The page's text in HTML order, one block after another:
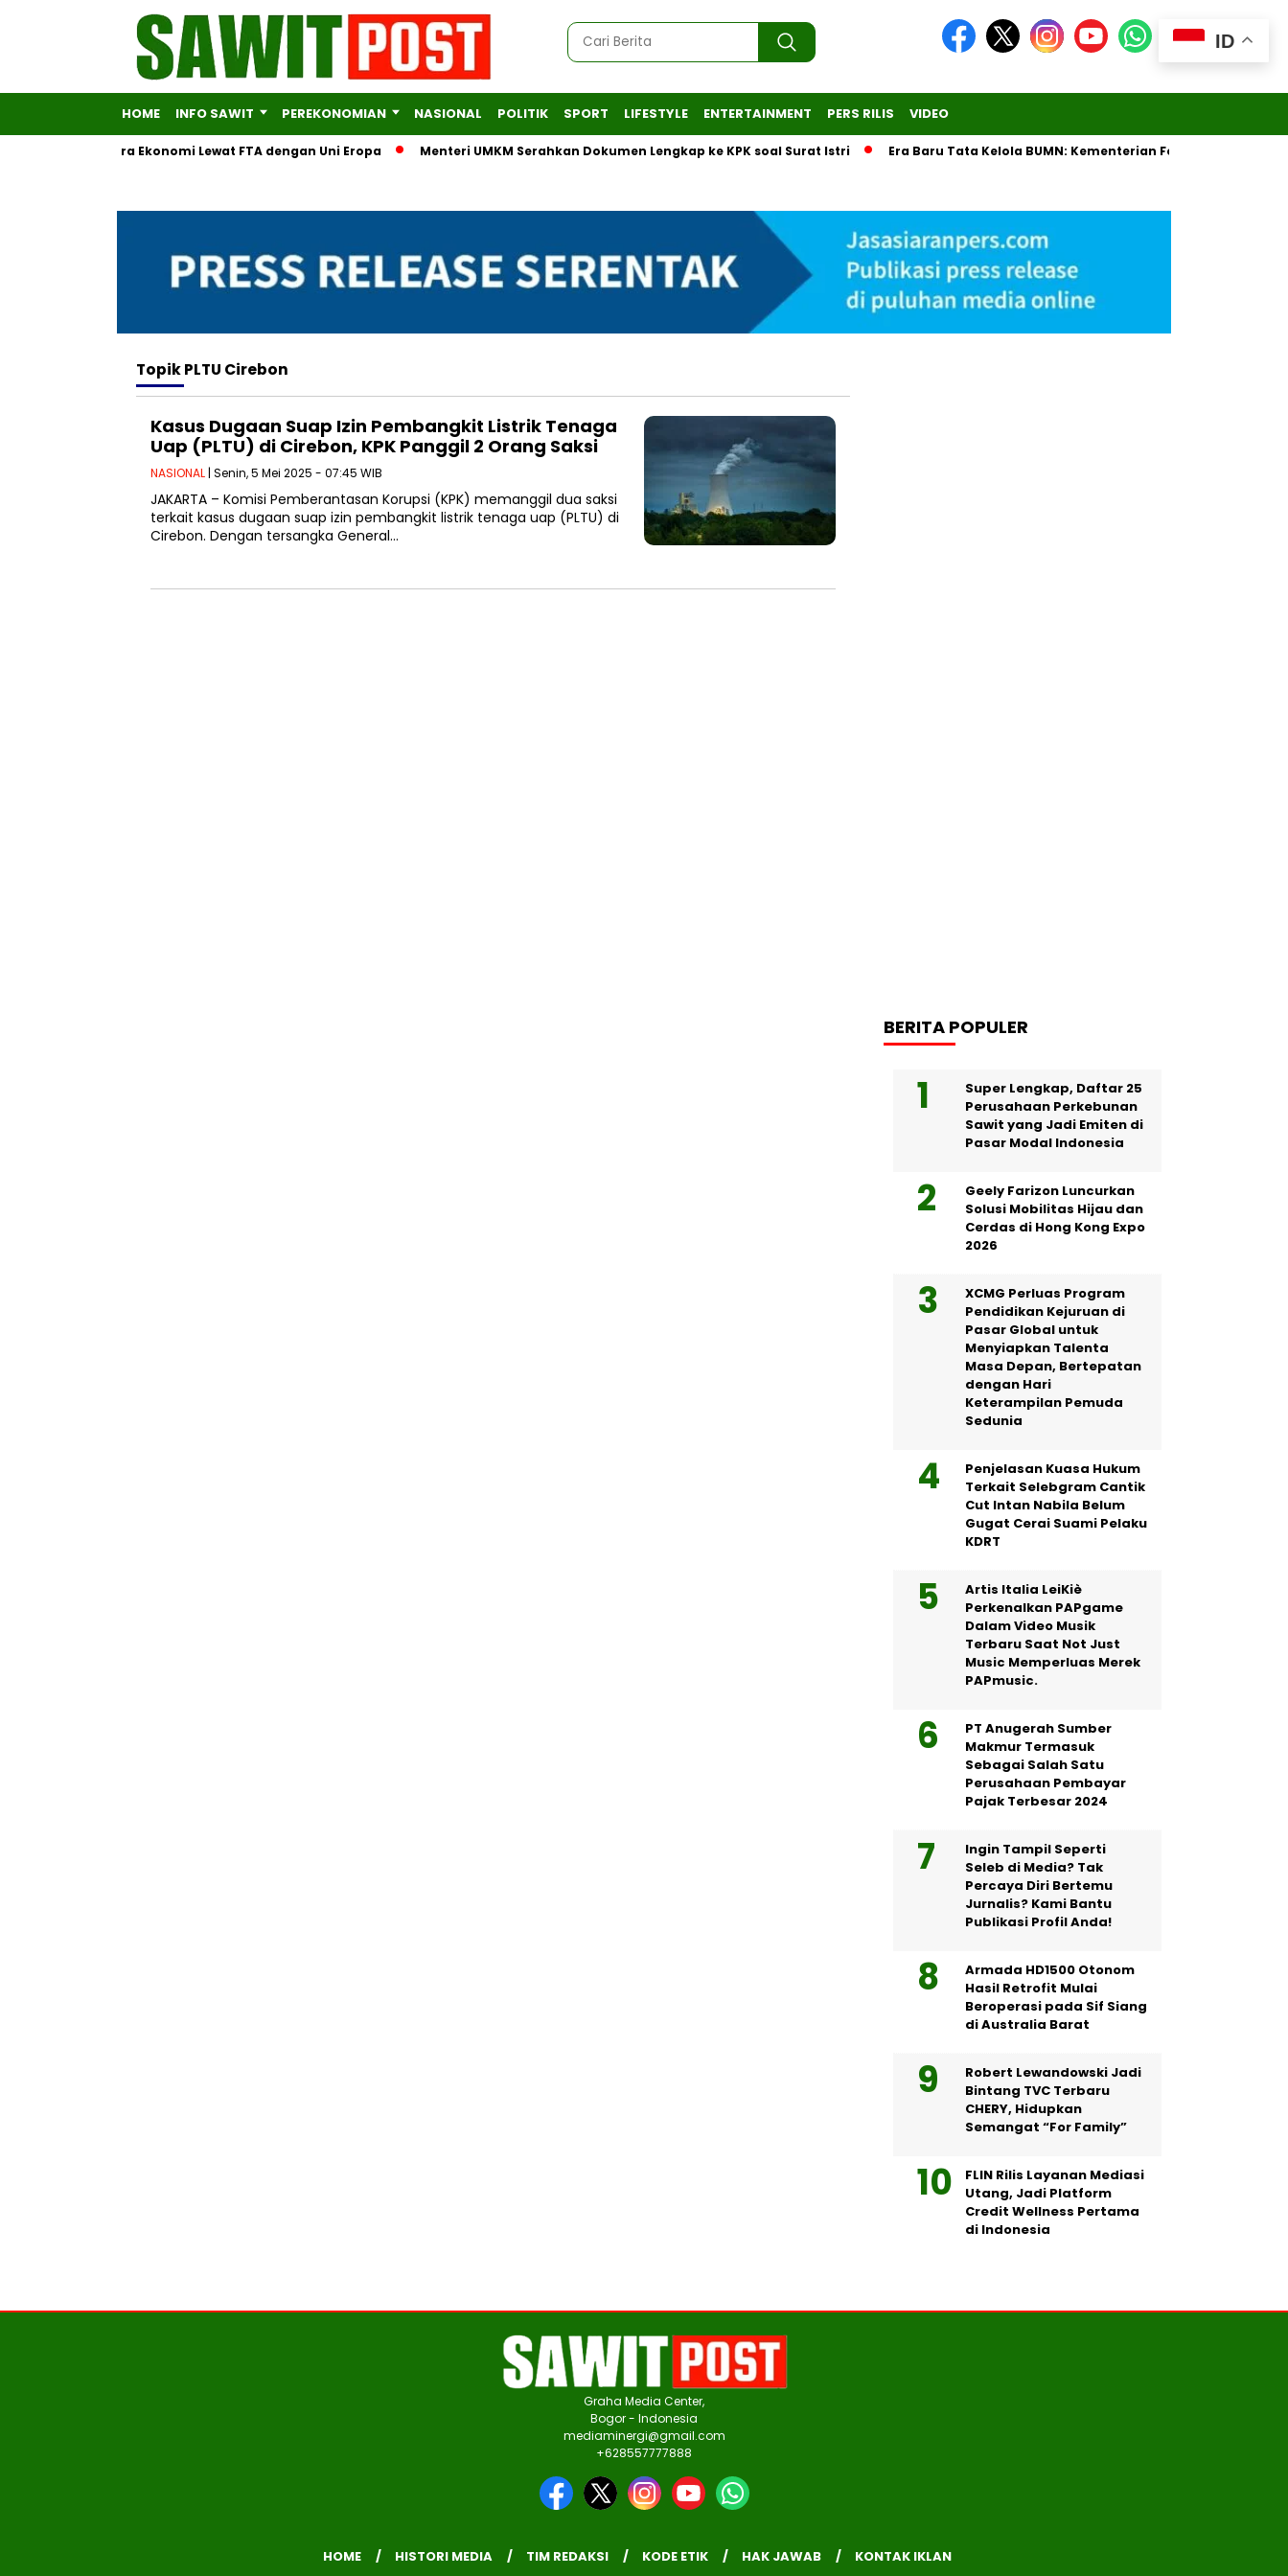
HOME INFO SAWIT PEREKONOMIAN NASIONAL POLITIK SPORT LIFESTYLE ENTERTAINMENT PERS RILIS VIDEO
Mitra Ekonomi Lewat FTA dengan Uni Eropa Menteri UMKM Serahkan Dokumen Lengkap ke KPK soal Surat Istri Era Baru Tata Kelola BUMN: Kementerian Fokus Regulasi,
TopikPLTU Cirebon
Kasus Dugaan Suap Izin Pembangkit Listrik Tenaga
Uap (PLTU) di Cirebon, KPK Panggil 2 Orang Saksi
NASIONAL | Senin, 5 Mei 2025 - 07:45 WIB
JAKARTA – Komisi Pemberantasan Korupsi (KPK) memanggil dua saksi
terkait kasus dugaan suap izin pembangkit listrik tenaga uap (PLTU) di
Cirebon. Dengan tersangka General…
BERITA POPULER
Super Lengkap, Daftar 25
Perusahaan Perkebunan
Sawit yang Jadi Emiten di
Pasar Modal Indonesia
Geely Farizon Luncurkan
Solusi Mobilitas Hijau dan
Cerdas di Hong Kong Expo
2026
XCMG Perluas Program
Pendidikan Kejuruan di
Pasar Global untuk
Menyiapkan Talenta
Masa Depan, Bertepatan
dengan Hari
Keterampilan Pemuda
Sedunia
Penjelasan Kuasa Hukum
Terkait Selebgram Cantik
Cut Intan Nabila Belum
Gugat Cerai Suami Pelaku
KDRT
Artis Italia LeiKiè
Perkenalkan PAPgame
Dalam Video Musik
Terbaru Saat Not Just
Music Memperluas Merek
PAPmusic.
PT Anugerah Sumber
Makmur Termasuk
Sebagai Salah Satu
Perusahaan Pembayar
Pajak Terbesar 2024
Ingin Tampil Seperti
Seleb di Media? Tak
Percaya Diri Bertemu
Jurnalis? Kami Bantu
Publikasi Profil Anda!
Armada HD1500 Otonom
Hasil Retrofit Mulai
Beroperasi pada Sif Siang
di Australia Barat
Robert Lewandowski Jadi
Bintang TVC Terbaru
CHERY, Hidupkan
Semangat “For Family”
FLIN Rilis Layanan Mediasi
Utang, Jadi Platform
Credit Wellness Pertama
di Indonesia
ID
Graha Media Center,
Bogor - Indonesia
mediaminergi@gmail.com
+628557777888
HOME HISTORI MEDIA TIM REDAKSI KODE ETIK HAK JAWAB KONTAK IKLAN